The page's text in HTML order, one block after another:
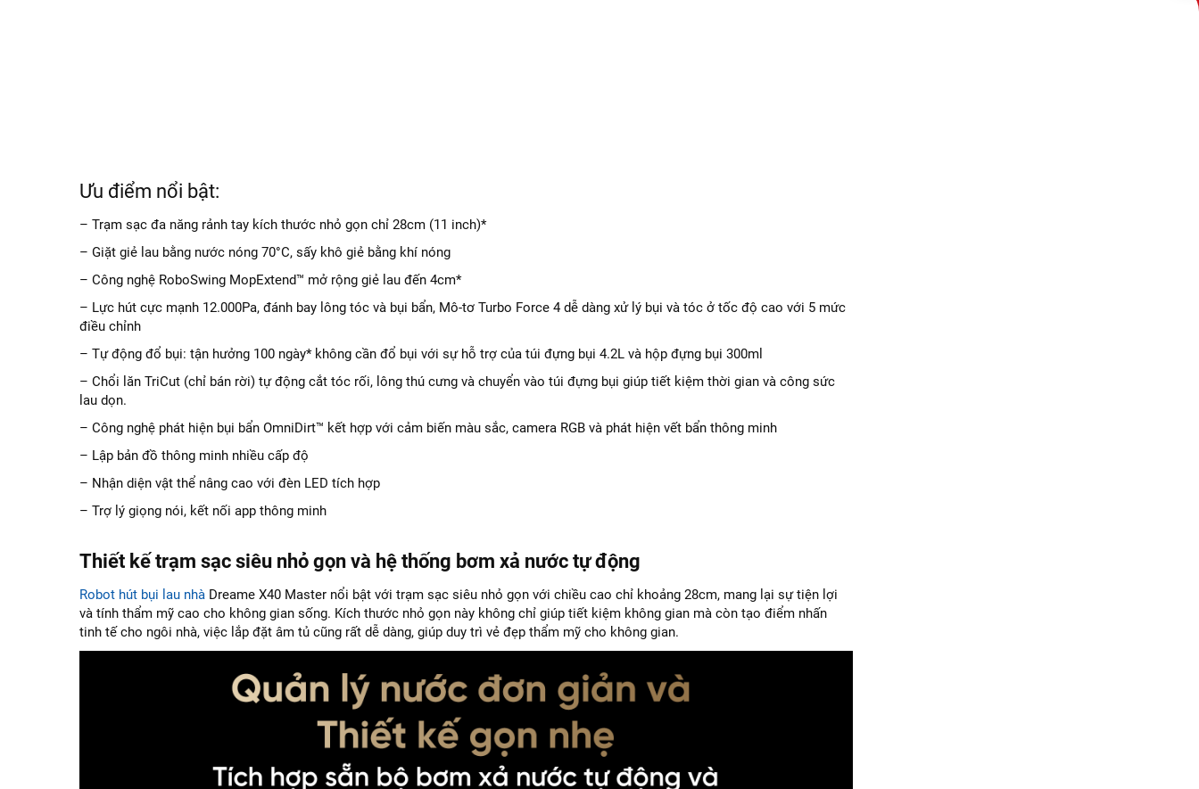
Ưu điểm nổi bật:
– Trạm sạc đa năng rảnh tay kích thước nhỏ gọn chỉ 28cm (11 inch)*
– Giặt giẻ lau bằng nước nóng 70°C, sấy khô giẻ bằng khí nóng
– Công nghệ RoboSwing MopExtend™ mở rộng giẻ lau đến 4cm*
– Lực hút cực mạnh 12.000Pa, đánh bay lông tóc và bụi bẩn, Mô-tơ Turbo Force 4 dễ dàng xử lý bụi và tóc ở tốc độ cao với 5 mức
điều chỉnh
– Tự động đổ bụi: tận hưởng 100 ngày* không cần đổ bụi với sự hỗ trợ của túi đựng bụi 4.2L và hộp đựng bụi 300ml
– Chổi lăn TriCut (chỉ bán rời) tự động cắt tóc rối, lông thú cưng và chuyển vào túi đựng bụi giúp tiết kiệm thời gian và công sức
lau dọn.
– Công nghệ phát hiện bụi bẩn OmniDirt™ kết hợp với cảm biến màu sắc, camera RGB và phát hiện vết bẩn thông minh
– Lập bản đồ thông minh nhiều cấp độ
– Nhận diện vật thể nâng cao với đèn LED tích hợp
– Trợ lý giọng nói, kết nối app thông minh
Thiết kế trạm sạc siêu nhỏ gọn và hệ thống bơm xả nước tự động
Robot hút bụi lau nhà Dreame X40 Master nổi bật với trạm sạc siêu nhỏ gọn với chiều cao chỉ khoảng 28cm, mang lại sự tiện lợi
và tính thẩm mỹ cao cho không gian sống. Kích thước nhỏ gọn này không chỉ giúp tiết kiệm không gian mà còn tạo điểm nhấn
tinh tế cho ngôi nhà, việc lắp đặt âm tủ cũng rất dễ dàng, giúp duy trì vẻ đẹp thẩm mỹ cho không gian.